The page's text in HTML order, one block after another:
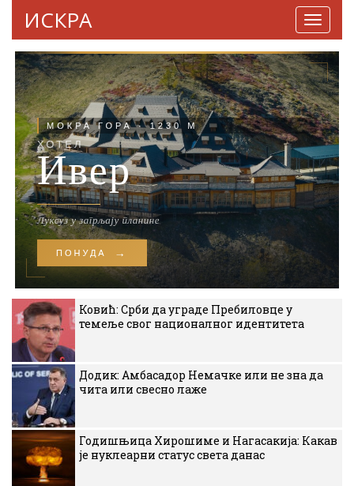
ИСКРА
Ковић: Срби да уграде Пребиловце у
темеље свог националног идентитета
Додик: Амбасадор Немачке или не зна да
чита или свесно лаже
Годишњица Хирошиме и Нагасакија: Какав
је нуклеарни статус света данас